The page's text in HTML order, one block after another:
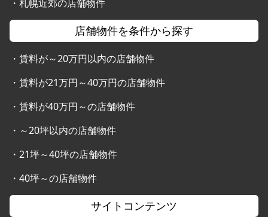
・ 札幌近郊の店舗物件
店舗物件を条件から探す
・ 賃料が～20万円以内の店舗物件
・ 賃料が21万円～40万円の店舗物件
・ 賃料が40万円～の店舗物件
・ ～20坪以内の店舗物件
・ 21坪～40坪の店舗物件
・ 40坪～の店舗物件
サイトコンテンツ